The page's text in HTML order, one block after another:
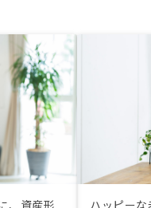
、資産形
ハッピー